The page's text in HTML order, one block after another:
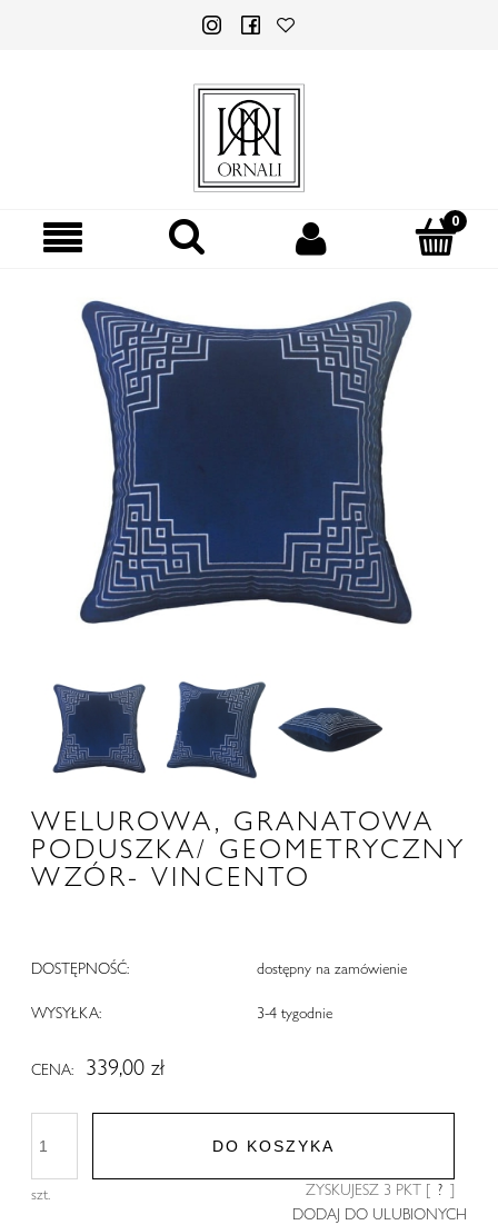
WELUROWA, GRANATOWA
PODUSZKA/ GEOMETRYCZNY
WZÓR- VINCENTO
DOSTĘPNOŚĆ: dostępny na zamówienie
WYSYŁKA: 3-4 tygodnie
CENA: 339,00 zł
szt.
DO KOSZYKA
ZYSKUJESZ 3 PKT [ ? ]
DODAJ DO ULUBIONYCH